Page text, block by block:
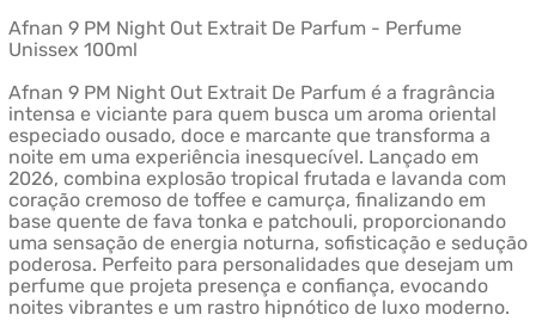
Afnan 9 PM Night Out Extrait De Parfum - Perfume
Unissex 100ml
Afnan 9 PM Night Out Extrait De Parfum é a fragrância
intensa e viciante para quem busca um aroma oriental
especiado ousado, doce e marcante que transforma a
noite em uma experiência inesquecível. Lançado em
2026, combina explosão tropical frutada e lavanda com
coração cremoso de toffee e camurça, finalizando em
base quente de fava tonka e patchouli, proporcionando
uma sensação de energia noturna, sofisticação e sedução
poderosa. Perfeito para personalidades que desejam um
perfume que projeta presença e confiança, evocando
noites vibrantes e um rastro hipnótico de luxo moderno.